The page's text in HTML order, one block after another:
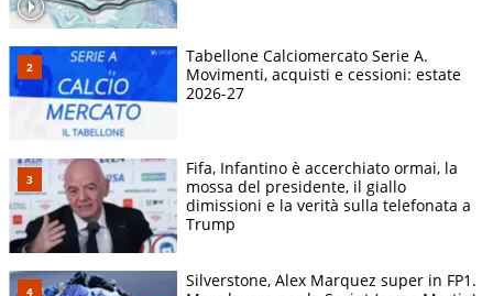
Tabellone Calciomercato Serie A.
Movimenti, acquisti e cessioni: estate
2026-27
Fifa, Infantino è accerchiato ormai, la
mossa del presidente, il giallo
dimissioni e la verità sulla telefonata a
Trump
Silverstone, Alex Marquez super in FP1.